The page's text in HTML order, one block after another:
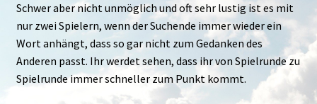
Schwer aber nicht unmöglich und oft sehr lustig ist es mit
nur zwei Spielern, wenn der Suchende immer wieder ein
Wort anhängt, dass so gar nicht zum Gedanken des
Anderen passt. Ihr werdet sehen, dass ihr von Spielrunde zu
Spielrunde immer schneller zum Punkt kommt.